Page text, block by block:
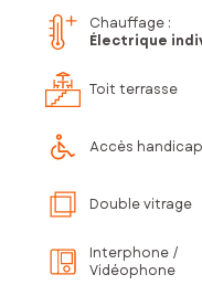
Chauffage :
Électrique
Toit terrasse
Accès
Double vitrage
Interphone /
Vidéophone